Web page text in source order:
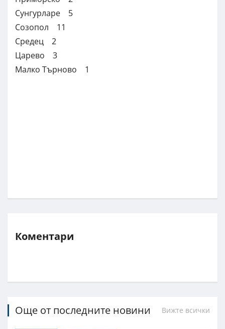
Сунгурларе 5
Созопол 11
Средец 2
Царево 3
Малко Търново 1
Коментари
Още от последните новини Вижте всички